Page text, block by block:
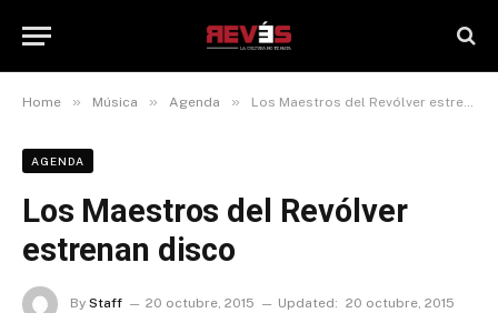
Home » Música » Agenda » Los Maestros del Revólver estrenan disco
AGENDA
Los Maestros del Revólver
estrenan disco
By Staff 20 octubre, 2015 Updated: 20 octubre, 2015